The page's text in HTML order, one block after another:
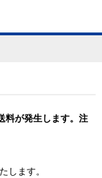
料が発生します。注
します。